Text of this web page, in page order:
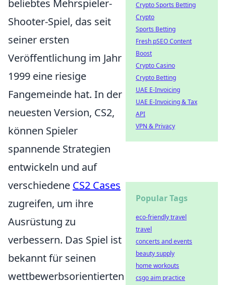
beliebtes Mehrspieler-
Shooter-Spiel, das seit
seiner ersten
Veröffentlichung im Jahr
1999 eine riesige
Fangemeinde hat. In der
neuesten Version, CS2,
können Spieler
spannende Strategien
entwickeln und auf
verschiedene CS2 Cases
zugreifen, um ihre
Ausrüstung zu
verbessern. Das Spiel ist
bekannt für seinen
wettbewerbsorientierten
Crypto Sports Betting
Crypto
Sports Betting
Fresh pSEO Content
Boost
Crypto Casino
Crypto Betting
UAE E-Invoicing
UAE E-Invoicing & Tax
API
VPN & Privacy
Popular Tags
eco-friendly travel
travel
concerts and events
beauty supply
home workouts
csgo aim practice